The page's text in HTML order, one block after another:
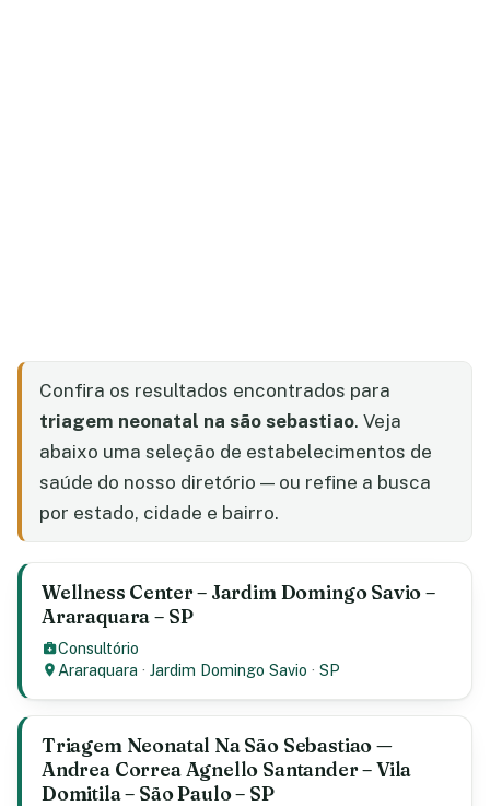
Confira os resultados encontrados para
triagem neonatal na são sebastiao. Veja
abaixo uma seleção de estabelecimentos de
saúde do nosso diretório — ou refine a busca
por estado, cidade e bairro.
Wellness Center – Jardim Domingo Savio –
Araraquara – SP
Consultório
Araraquara ·Jardim Domingo Savio ·SP
Triagem Neonatal Na São Sebastiao —
Andrea Correa Agnello Santander – Vila
Domitila – São Paulo – SP